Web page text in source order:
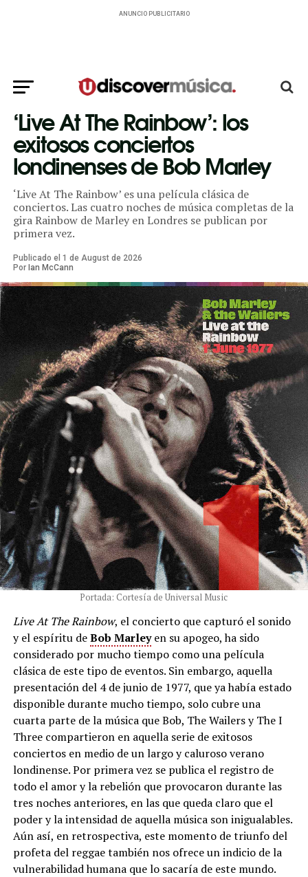
ANUNCIO PUBLICITARIO
‘Live At The Rainbow’: los
exitosos conciertos
londinenses de Bob Marley
‘Live At The Rainbow’ es una película clásica de
conciertos. Las cuatro noches de música completas de la
gira Rainbow de Marley en Londres se publican por
primera vez.
Publicado el 1 de August de 2026
Por Ian McCann
Portada: Cortesía de Universal Music
Live At The Rainbow, el concierto que capturó el sonido
y el espíritu deBob Marleyen su apogeo, ha sido
considerado por mucho tiempo como una película
clásica de este tipo de eventos. Sin embargo, aquella
presentación del 4 de junio de 1977, que ya había estado
disponible durante mucho tiempo, solo cubre una
cuarta parte de la música que Bob, The Wailers y The I
Three compartieron en aquella serie de exitosos
conciertos en medio de un largo y caluroso verano
londinense. Por primera vez se publica el registro de
todo el amor y la rebelión que provocaron durante las
tres noches anteriores, en las que queda claro que el
poder y la intensidad de aquella música son inigualables.
Aún así, en retrospectiva, este momento de triunfo del
profeta del reggae también nos ofrece un indicio de la
vulnerabilidad humana que lo sacaría de este mundo.